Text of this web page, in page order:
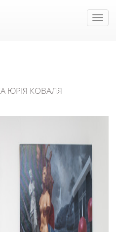
Toggle
ЮРІЯ КОВАЛЯ